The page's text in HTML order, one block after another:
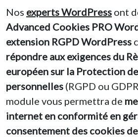
Nos experts WordPress ont
Advanced Cookies PRO
extension RGPD WordPress
répondre aux exigences du
européen sur la Protection
personnelles (RGPD ou
module vous permettra de
internet en conformité en
consentement des cookies